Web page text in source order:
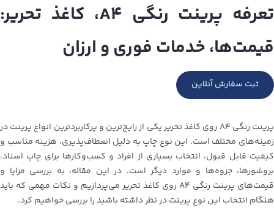
تعرفه پرینت رنگی A4، کاغذ تحریر:
قیمت‌ها، خدمات فوری و ارزان
ثبت سفارش آنلاین
پرینت رنگی A4 روی کاغذ تحریر یکی از رایج‌ترین و پرکاربردترین انواع پرینت در
زمینه‌های مختلف است. این نوع چاپ به دلیل انعطاف‌پذیری، هزینه مناسب و
کیفیت قابل قبول، انتخاب بسیاری از افراد و کسب‌وکارها برای چاپ اسناد،
بروشورها، جزوه‌ها و موارد دیگر است. در این مقاله، به بررسی مزایا و
قیمت‌های پرینت رنگی A4 روی کاغذ تحریر می‌پردازیم و نکات مهمی که باید
هنگام انتخاب این نوع پرینت در نظر داشته باشید را بررسی خواهیم کرد.